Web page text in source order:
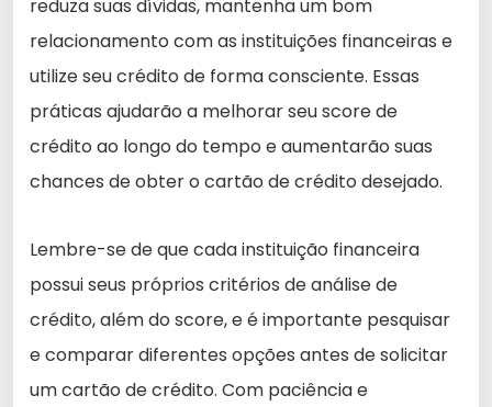
reduza suas dívidas, mantenha um bom
relacionamento com as instituições financeiras e
utilize seu crédito de forma consciente. Essas
práticas ajudarão a melhorar seu score de
crédito ao longo do tempo e aumentarão suas
chances de obter o cartão de crédito desejado.
Lembre-se de que cada instituição financeira
possui seus próprios critérios de análise de
crédito, além do score, e é importante pesquisar
e comparar diferentes opções antes de solicitar
um cartão de crédito. Com paciência e